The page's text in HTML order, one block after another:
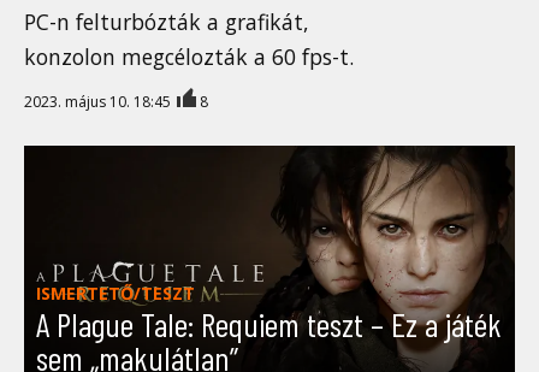
PC-n felturbózták a grafikát,
konzolon megcélozták a 60 fps-t.
2023. május 10. 18:45 8
ISMERTETŐ/TESZT
A Plague Tale: Requiem teszt – Ez a játék
sem „makulátlan”